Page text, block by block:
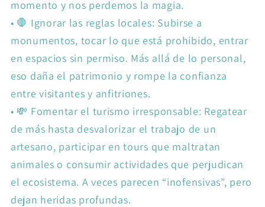
momento y nos perdemos la magia.
• 🛑 Ignorar las reglas locales: Subirse a
monumentos, tocar lo que está prohibido, entrar
en espacios sin permiso. Más allá de lo personal,
eso daña el patrimonio y rompe la confianza
entre visitantes y anfitriones.
• 💸 Fomentar el turismo irresponsable: Regatear
de más hasta desvalorizar el trabajo de un
artesano, participar en tours que maltratan
animales o consumir actividades que perjudican
el ecosistema. A veces parecen “inofensivas”, pero
dejan heridas profundas.